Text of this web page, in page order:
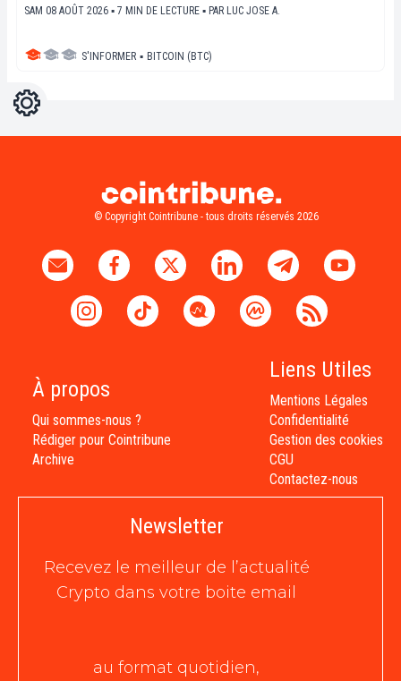
SAM 08 AOÛT 2026 ▪ 7 MIN DE LECTURE ▪ PAR LUC JOSE A.
S'INFORMER ▪ BITCOIN (BTC)
Réglages
© Copyright Cointribune - tous droits réservés 2026
À propos
Qui sommes-nous ?
Rédiger pour Cointribune
Archive
Liens Utiles
Mentions Légales
Confidentialité
Gestion des cookies
CGU
Contactez-nous
Newsletter
Recevez le meilleur de l’actualité
Crypto dans votre boite email
au format quotidien,